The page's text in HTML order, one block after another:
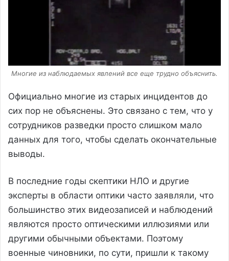
Многие из наблюдаемых явлений все еще трудно объяснить.
Официально многие из старых инцидентов до
сих пор не объяснены. Это связано с тем, что у
сотрудников разведки просто слишком мало
данных для того, чтобы сделать окончательные
выводы.
В последние годы скептики НЛО и другие
эксперты в области оптики часто заявляли, что
большинство этих видеозаписей и наблюдений
являются просто оптическими иллюзиями или
другими обычными объектами. Поэтому
военные чиновники, по сути, пришли к такому